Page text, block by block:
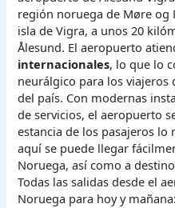
región noruega de Møre og
isla de Vigra, a unos 20
Ålesund. El aeropuerto
internacionales, lo que lo
neurálgico para los viajeros
del país. Con modernas
de servicios, el aeropuerto
estancia de los pasajeros lo
aquí se puede llegar
Noruega, así como a
Todas las salidas desde el
Noruega para hoy y mañana: